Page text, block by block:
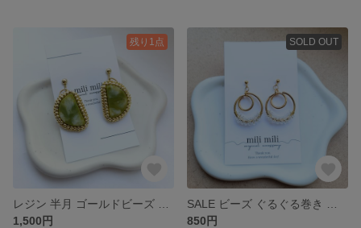
残り1点
1,500円
SOLD OUT
850円